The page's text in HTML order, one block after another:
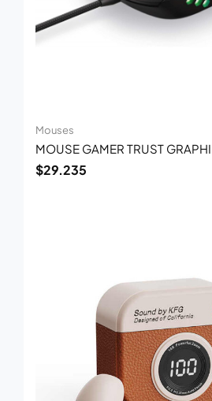
Mouses
MOUSE GAMER TRUST
$29.235